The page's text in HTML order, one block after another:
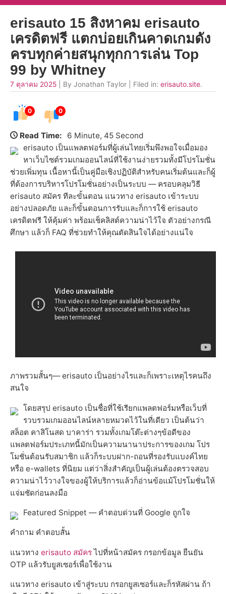
erisauto 15 สิงหาคม erisauto
เครดิตฟรี แตกบ่อยเกินคาดเกมดัง
ครบทุกค่ายสนุกทุกการเล่น Top
99 by Whitney
7 ตุลาคม 2025 | By Jonathan Taylor | Filed in: erisauto.site.
0 0
Read Time:
6 Minute, 45 Second
erisauto เป็นแพลตฟอร์มที่ผู้เล่นไทยเริ่มพึงพอใจเมื่อมอง
หาเว็บไซต์รวมเกมออนไลน์ที่ใช้งานง่ายรวมทั้งมีโปรโมชั่น
ช่วยเพิ่มทุน เนื้อหานี้เป็นคู่มือเชิงปฏิบัติสำหรับคนเริ่มต้นและก็ผู้
ที่ต้องการบริหารโปรโมชั่นอย่างเป็นระบบ — ครอบคลุมวิธี
erisauto สมัคร ทีละขั้นตอน แนวทาง erisauto เข้าระบบ
อย่างปลอดภัย และก็ขั้นตอนการรับและก็การใช้ erisauto
เครดิตฟรี ให้คุ้มค่า พร้อมเช็คลิสต์ความน่าไว้ใจ ตัวอย่างกรณี
ศึกษา แล้วก็ FAQ ที่ช่วยทำให้คุณตัดสินใจได้อย่างแน่ใจ
ภาพรวมสั้นๆ— erisauto เป็นอย่างไรและก็เพราะเหตุไรคนถึง
สนใจ
โดยสรุป erisauto เป็นชื่อที่ใช้เรียกแพลตฟอร์มหรือเว็บที่
รวบรวมเกมออนไลน์หลายหมวดไว้ในที่เดียว เป็นต้นว่า
สล็อต คาสิโนสด บาคาร่า รวมทั้งเกมโต๊ะต่างๆข้อดีของ
แพลตฟอร์มประเภทนี้มักเป็นความนานาประการของเกม โปร
โมชั่นต้อนรับสมาชิก แล้วก็ระบบฝาก-ถอนที่รองรับแบงค์ไทย
หรือ e-wallets ที่นิยม แต่ว่าสิ่งสำคัญเป็นผู้เล่นต้องตรวจสอบ
ความน่าไว้วางใจของผู้ให้บริการแล้วก็อ่านข้อแม้โปรโมชั่นให้
แจ่มชัดก่อนลงมือ
Featured Snippet — คำตอบด่วนที่ Google ถูกใจ
คำถาม คำตอบสั้น
แนวทาง erisauto สมัครไปที่หน้าสมัคร กรอกข้อมูล ยืนยัน
OTP แล้วรับยูสเซอร์เพื่อใช้งาน
แนวทาง erisauto เข้าสู่ระบบ กรอกยูสเซอร์และก็รหัสผ่าน ถ้า